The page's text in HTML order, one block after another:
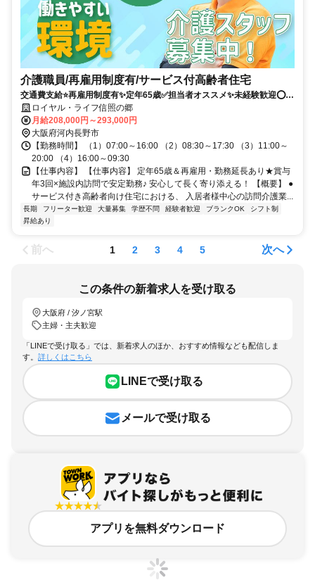
介護職員/再雇用制度有/サービス付高齢者住宅
交通費支給⭐️再雇用制度有✨定年65歳✅️担当者オススメ✨未経験歓迎⭕️経
験者優遇✨車通勤ＯＫ
ロイヤル・ライフ信照の郷
月給208,000円～293,000円
大阪府河内長野市
【勤務時間】 （1）07:00～16:00 （2）08:30～17:30 （3）11:00～
20:00 （4）16:00～09:30
【仕事内容】 【仕事内容】 定年65歳＆再雇用・勤務延長あり★賞与
年3回×施設内訪問で安定勤務♪ 安心して長く寄り添える！ 【概要】 ●
サービス付き高齢者向け住宅における、 入居者様中心の訪問介護業...
長期 フリーター歓迎 大量募集 学歴不問 経験者歓迎 ブランクOK
シフト制
昇給あり
前へ 1 2 3 4 5 次へ
この条件の新着求人を受け取る
大阪府 / 汐ノ宮駅
主婦・主夫歓迎
「LINEで受け取る」では、新着求人のほか、おすすめ情報なども配信しま
す。 詳しくはこちら
LINEで受け取る
メールで受け取る
アプリを無料ダウンロード